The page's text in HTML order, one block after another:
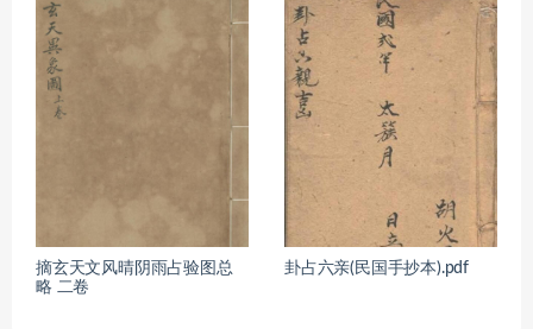
摘玄天文风晴阴雨占验图总
略 二卷
卦占六亲(民国手抄本).pdf